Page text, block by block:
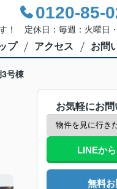
0120-85-
！ 定休日：毎週：火曜日
プ アクセス お問
号棟
お気軽にお
LINEか
無料